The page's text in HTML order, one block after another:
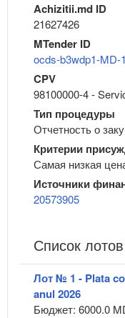
Achizitii.md ID
21627426
MTender ID
ocds-b3wdp1-MD-
CPV
98100000-4 -
Тип процедуры
Отчетность о
Критерии
Самая низкая
Источники
20573905
Список лотов
Лот № 1 - Plata
anul 2026
Бюджет: 6000.0